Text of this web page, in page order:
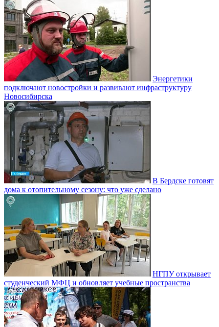
Энергетики
подключают новостройки и развивают инфраструктуру
Новосибирска
В Бердске готовят
дома к отопительному сезону: что уже сделано
НГПУ открывает
студенческий МФЦ и обновляет учебные пространства